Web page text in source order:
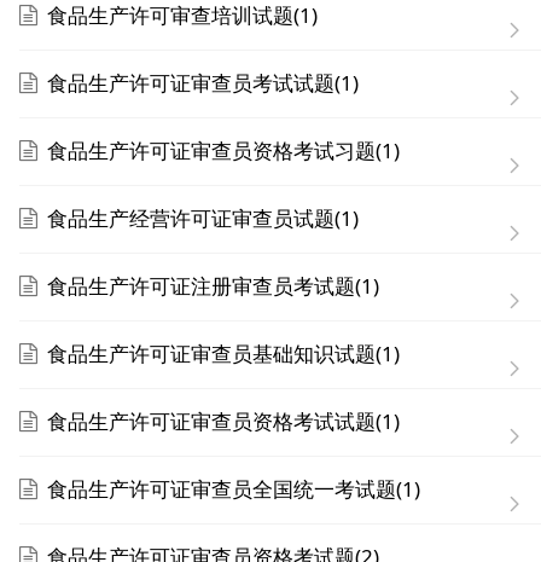
食品生产许可审查培训试题(1)
食品生产许可证审查员考试试题(1)
食品生产许可证审查员资格考试习题(1)
食品生产经营许可证审查员试题(1)
食品生产许可证注册审查员考试题(1)
食品生产许可证审查员基础知识试题(1)
食品生产许可证审查员资格考试试题(1)
食品生产许可证审查员全国统一考试题(1)